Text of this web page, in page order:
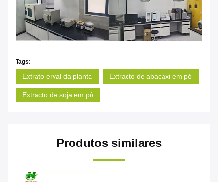
Tags:
Extrato erval da planta Extracto de abacaxi em pó
Extracto de soja em pó
Produtos similares